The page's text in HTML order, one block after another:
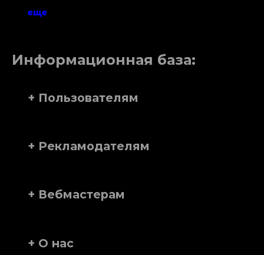
еще
Информационная база:
+ Пользователям
+ Рекламодателям
+ Вебмастерам
+ О нас